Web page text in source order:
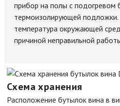
прибор на полы с подогревом
термоизолирующей подложки.
температура окружающей
причиной неправильной
Схема хранения
Расположение бутылок вина в